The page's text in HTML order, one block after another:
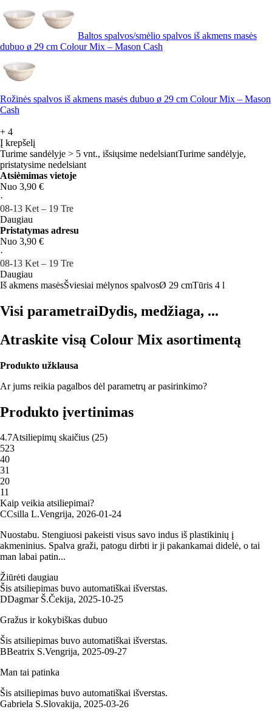
Baltos spalvos/smėlio spalvos iš akmens masės
dubuo ø 29 cm Colour Mix – Mason Cash
Rožinės spalvos iš akmens masės dubuo ø 29 cm Colour Mix – Mason
Cash
+ 4
Į krepšelį
Turime sandėlyje > 5 vnt., išsiųsime nedelsiantTurime sandėlyje,
pristatysime nedelsiant
Atsiėmimas vietoje
Nuo 3,90 €
·
08‑13 Ket – 19 Tre
Daugiau
Pristatymas adresu
Nuo 3,90 €
·
08‑13 Ket – 19 Tre
Daugiau
Iš akmens masėsŠviesiai mėlynos spalvosØ 29 cmTūris 4 l
Visi parametraiDydis, medžiaga, ...
Atraskite visą Colour Mix asortimentą
Produkto užklausa
Ar jums reikia pagalbos dėl parametrų ar pasirinkimo?
Produkto įvertinimas
4.7Atsiliepimų skaičius (25)
523
40
31
20
11
Kaip veikia atsiliepimai?
CCsilla L.Vengrija, 2026‑01‑24
Nuostabu. Stengiuosi pakeisti visus savo indus iš plastikinių į
akmeninius. Spalva graži, patogu dirbti ir ji pakankamai didelė, o tai
man labai patin...
Žiūrėti daugiau
Šis atsiliepimas buvo automatiškai išverstas.
DDagmar Š.Čekija, 2025‑10‑25
Gražus ir kokybiškas dubuo
Šis atsiliepimas buvo automatiškai išverstas.
BBeatrix S.Vengrija, 2025‑09‑27
Man tai patinka
Šis atsiliepimas buvo automatiškai išverstas.
Gabriela S.Slovakija, 2025‑03‑26